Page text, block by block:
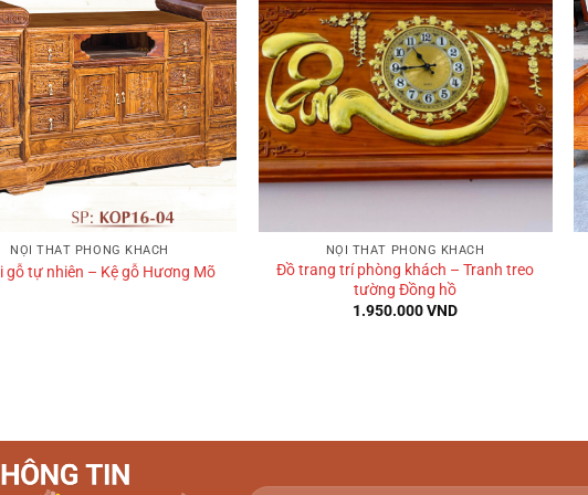
NỘI THẤT PHÒNG KHÁCH
gỗ tự nhiên – Kệ gỗ Hương Mõ
NỘI THẤT PHÒNG KHÁCH
Đồ trang trí phòng khách – Tranh treo
tường Đồng hồ
1.950.000VND